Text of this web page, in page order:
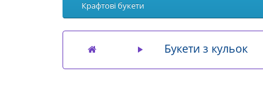
Крафтові букети
Букети з кульок